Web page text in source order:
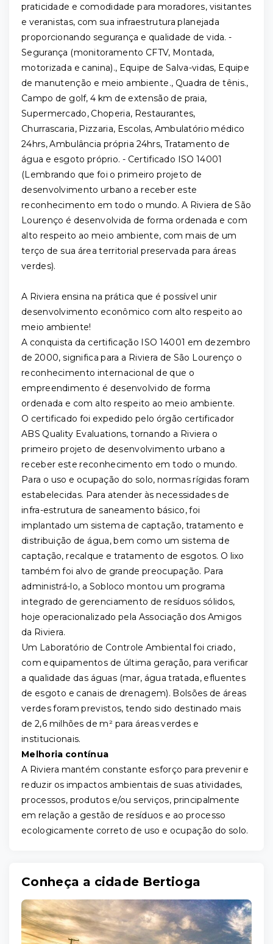
praticidade e comodidade para moradores, visitantes
e veranistas, com sua infraestrutura planejada
proporcionando segurança e qualidade de vida. -
Segurança (monitoramento CFTV, Montada,
motorizada e canina)., Equipe de Salva-vidas, Equipe
de manutenção e meio ambiente., Quadra de tênis.,
Campo de golf, 4 km de extensão de praia,
Supermercado, Choperia, Restaurantes,
Churrascaria, Pizzaria, Escolas, Ambulatório médico
24hrs, Ambulância própria 24hrs, Tratamento de
água e esgoto próprio. - Certificado ISO 14001
(Lembrando que foi o primeiro projeto de
desenvolvimento urbano a receber este
reconhecimento em todo o mundo. A Riviera de São
Lourenço é desenvolvida de forma ordenada e com
alto respeito ao meio ambiente, com mais de um
terço de sua área territorial preservada para áreas
verdes).
A Riviera ensina na prática que é possível unir
desenvolvimento econômico com alto respeito ao
meio ambiente!
A conquista da certificação ISO 14001 em dezembro
de 2000, significa para a Riviera de São Lourenço o
reconhecimento internacional de que o
empreendimento é desenvolvido de forma
ordenada e com alto respeito ao meio ambiente.
O certificado foi expedido pelo órgão certificador
ABS Quality Evaluations, tornando a Riviera o
primeiro projeto de desenvolvimento urbano a
receber este reconhecimento em todo o mundo.
Para o uso e ocupação do solo, normas rígidas foram
estabelecidas. Para atender às necessidades de
infra-estrutura de saneamento básico, foi
implantado um sistema de captação, tratamento e
distribuição de água, bem como um sistema de
captação, recalque e tratamento de esgotos. O lixo
também foi alvo de grande preocupação. Para
administrá-lo, a Sobloco montou um programa
integrado de gerenciamento de resíduos sólidos,
hoje operacionalizado pela Associação dos Amigos
da Riviera.
Um Laboratório de Controle Ambiental foi criado,
com equipamentos de última geração, para verificar
a qualidade das águas (mar, água tratada, efluentes
de esgoto e canais de drenagem). Bolsões de áreas
verdes foram previstos, tendo sido destinado mais
de 2,6 milhões de m² para áreas verdes e
institucionais.
Melhoria contínua
A Riviera mantém constante esforço para prevenir e
reduzir os impactos ambientais de suas atividades,
processos, produtos e/ou serviços, principalmente
em relação a gestão de resíduos e ao processo
ecologicamente correto de uso e ocupação do solo.
Conheça a cidade Bertioga